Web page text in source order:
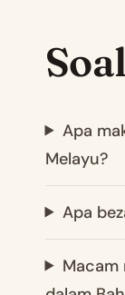
Apa
Melayu?
Apa
Macam